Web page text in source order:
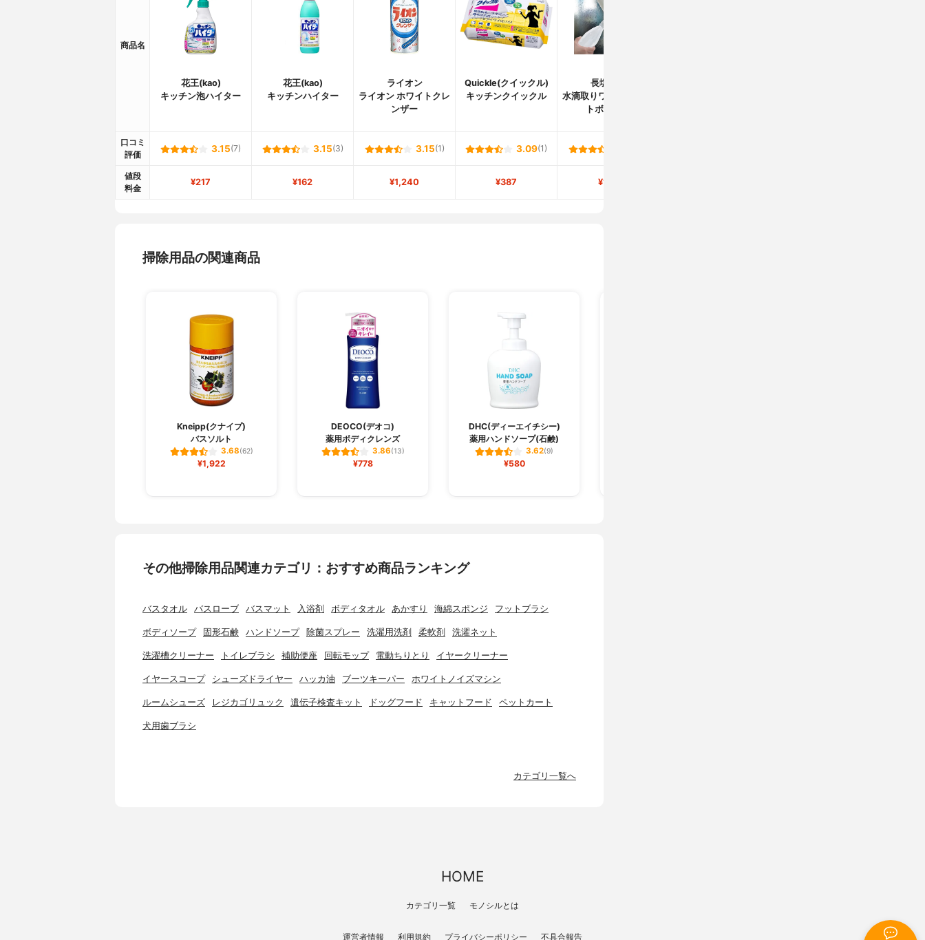
商品名
花王(kao)
キッチン泡ハイター
花王(kao)
キッチンハイター
ライオン
ライオン ホワイトクレ
ンザー
Quickle(クイックル)
キッチンクイックル
長塩産業
水滴取りワイパー ペッ
トボトル用
口コミ
評価
3.15(7) 3.15(3) 3.15(1) 3.09(1)
値段
料金
¥217 ¥162 ¥1,240 ¥387 ¥168
掃除用品の関連商品
Kneipp(クナイプ)
バスソルト
3.68(62)
¥1,922
DEOCO(デオコ)
薬用ボディクレンズ
3.86(13)
¥778
DHC(ディーエイチシー)
薬用ハンドソープ(石鹸)
3.62(9)
¥580
その他掃除用品関連カテゴリ：おすすめ商品ランキング
バスタオル バスローブ バスマット 入浴剤 ボディタオル あかすり 海綿スポンジ フットブラシ
ボディソープ 固形石鹸 ハンドソープ 除菌スプレー 洗濯用洗剤 柔軟剤 洗濯ネット
洗濯槽クリーナー トイレブラシ 補助便座 回転モップ 電動ちりとり イヤークリーナー
イヤースコープ シューズドライヤー ハッカ油 ブーツキーパー ホワイトノイズマシン
ルームシューズ レジカゴリュック 遺伝子検査キット ドッグフード キャットフード ペットカート
犬用歯ブラシ
カテゴリ一覧へ
HOME
カテゴリ一覧 モノシルとは
運営者情報 利用規約 プライバシーポリシー 不具合報告